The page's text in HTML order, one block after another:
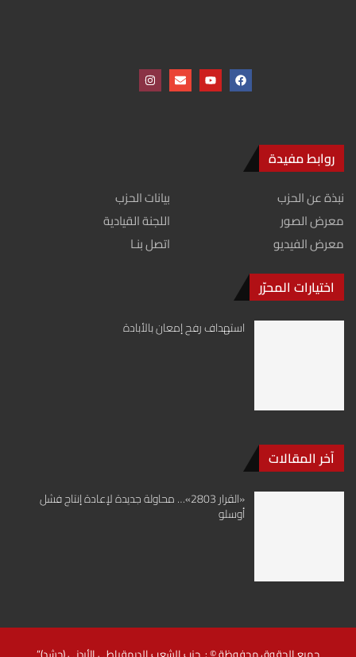
روابط مفيدة
نبذة عن الحزب
بيانات الحزب
معرض الصور
اللجنة القيادية
معرض الفيديو
اتصل بنـا
اختيارات المحرّر
استهداف رفح إمعان بالأبادة
آخر المقالات
«القرار 2803»… محاولة جديدة لإعادة إنتاج فشل
أوسلو